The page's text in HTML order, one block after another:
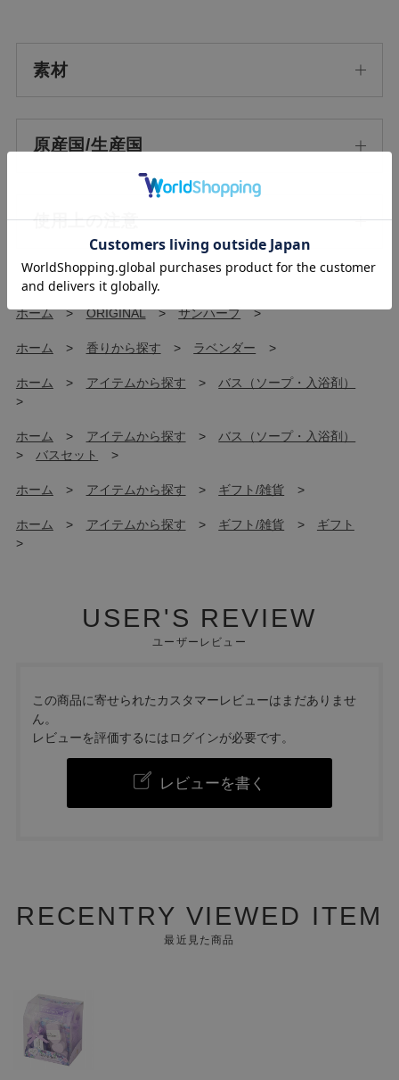
素材
原産国/生産国
使用上の注意
ホーム > ORIGINAL > サンハーブ >
ホーム > 香りから探す > ラベンダー >
ホーム > アイテムから探す >
バス（ソープ・入浴剤）
>
ホーム > アイテムから探す >
バス（ソープ・入浴剤）
>
バスセット >
ホーム > アイテムから探す > ギフト/雑貨 >
ホーム > アイテムから探す > ギフト/雑貨 >
ギフト
>
USER'S REVIEW
ユーザーレビュー
この商品に寄せられたカスタマーレビューはまだありませ
ん。
レビューを評価するにはログインが必要です。
レビューを書く
RECENTRY VIEWED ITEM
最近見た商品